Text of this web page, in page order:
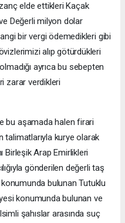
elde ettikleri Kaçak
Değerli milyon dolar
bir vergi ödemedikleri gibi
alıp götürdükleri
ayrıca bu sebepten
zarar verdikleri
bu aşamada halen firari
talimatlarıyla kurye olarak
Birleşik Arap Emirlikleri
gönderilen değerli taş
bulunan Tutuklu
konumunda bulunan ve
şahıslar arasında suç